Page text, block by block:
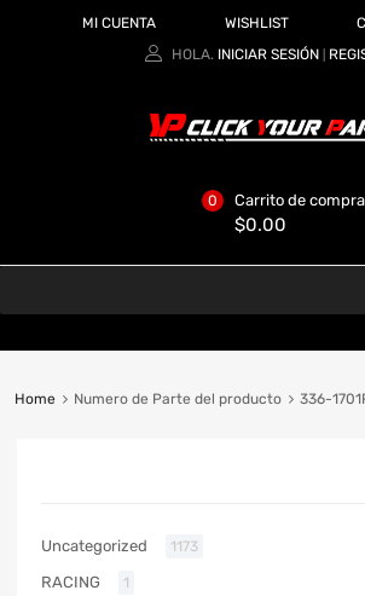
MI CUENTA WISHLIST
HOLA. INICIAR SESIÓN
Carrito de compra
$0.00
0
Home Numero de Parte del producto 336-
Uncategorized 1173
RACING 1